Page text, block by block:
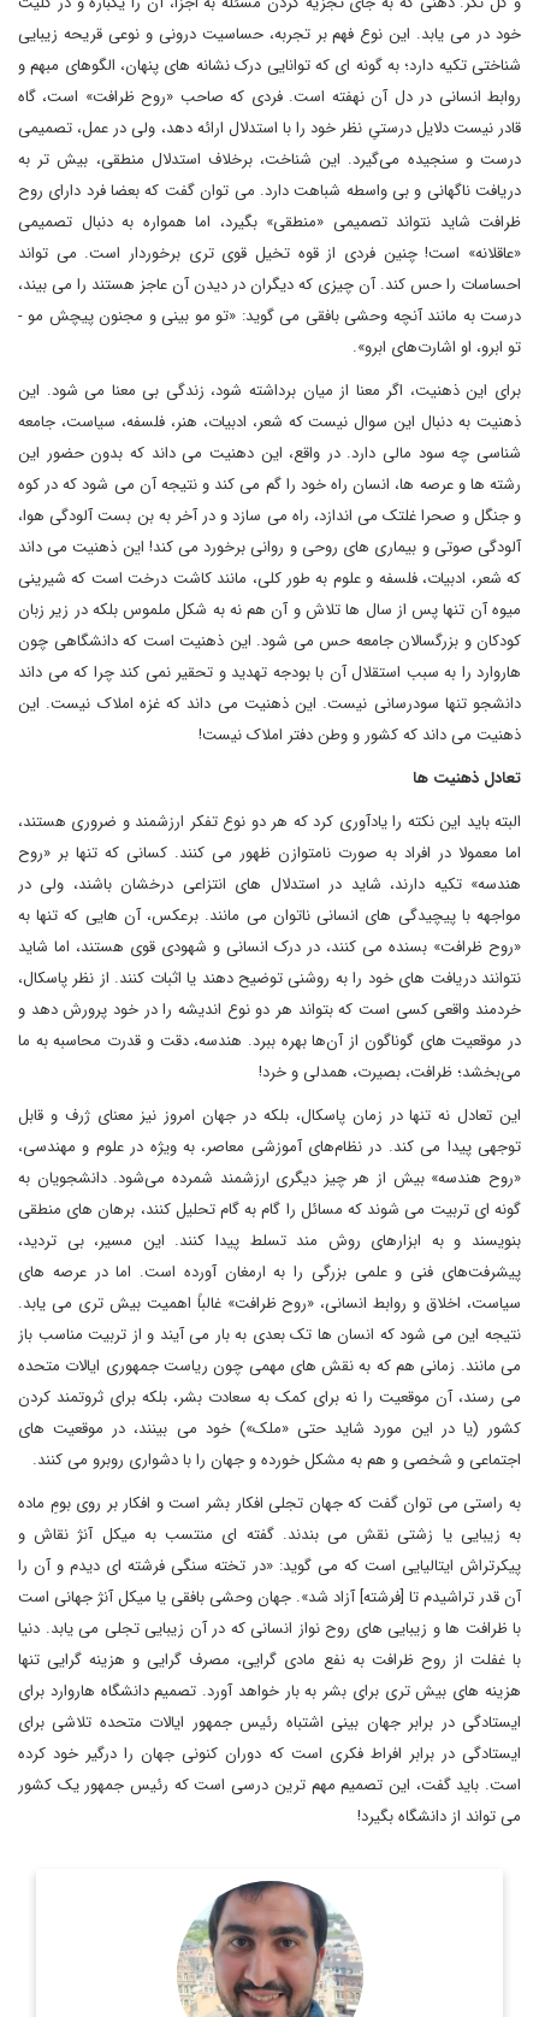
خود در می یابد. این نوع فهم بر تجربه، حساسیت درونی و نوعی قریحه زیبایی
شناختی تکیه دارد؛ به گونه ای که توانایی درک نشانه های پنهان، الگوهای مبهم و
روابط انسانی در دل آن نهفته است. فردی که صاحب «روح ظرافت» است، گاه
قادر نیست دلایل درستیِ نظر خود را با استدلال ارائه دهد، ولی در عمل، تصمیمی
درست و سنجیده می‌گیرد. این شناخت، برخلاف استدلال منطقی، بیش تر به
دریافت ناگهانی و بی واسطه شباهت دارد. می توان گفت که بعضا فرد دارای روح
ظرافت شاید نتواند تصمیمی «منطقی» بگیرد، اما همواره به دنبال تصمیمی
«عاقلانه» است! چنین فردی از قوه تخیل قوی تری برخوردار است. می تواند
احساسات را حس کند. آن چیزی که دیگران در دیدن آن عاجز هستند را می بیند،
درست به مانند آنچه وحشی بافقی می گوید: «تو مو بینی و مجنون پیچش مو -
تو ابرو، او اشارت‌های ابرو».
برای این ذهنیت، اگر معنا از میان برداشته شود، زندگی بی معنا می شود. این
ذهنیت به دنبال این سوال نیست که شعر، ادبیات، هنر، فلسفه، سیاست، جامعه
شناسی چه سود مالی دارد. در واقع، این دهنیت می داند که بدون حضور این
رشته ها و عرصه ها، انسان راه خود را گم می کند و نتیجه آن می شود که در کوه
و جنگل و صحرا غلتک می اندازد، راه می سازد و در آخر به بن بست آلودگی هوا،
آلودگی صوتی و بیماری های روحی و روانی برخورد می کند! این ذهنیت می داند
که شعر، ادبیات، فلسفه و علوم به طور کلی، مانند کاشت درخت است که شیرینی
میوه آن تنها پس از سال ها تلاش و آن هم نه به شکل ملموس بلکه در زیر زبان
کودکان و بزرگسالان جامعه حس می شود. این ذهنیت است که دانشگاهی چون
هاروارد را به سبب استقلال آن با بودجه تهدید و تحقیر نمی کند چرا که می داند
دانشجو تنها سودرسانی نیست. این ذهنیت می داند که غزه املاک نیست. این
ذهنیت می داند که کشور و وطن دفتر املاک نیست!
تعادل ذهنیت ها
البته باید این نکته را یادآوری کرد که هر دو نوع تفکر ارزشمند و ضروری‌ هستند،
اما معمولا در افراد به صورت نامتوازن ظهور می کنند. کسانی که تنها بر «روح
هندسه» تکیه دارند، شاید در استدلال های انتزاعی درخشان باشند، ولی در
مواجهه با پیچیدگی های انسانی ناتوان می مانند. برعکس، آن هایی که تنها به
«روح ظرافت» بسنده می کنند، در درک انسانی و شهودی قوی هستند، اما شاید
نتوانند دریافت های خود را به روشنی توضیح دهند یا اثبات کنند. از نظر پاسکال،
خردمند واقعی کسی است که بتواند هر دو نوع اندیشه را در خود پرورش دهد و
در موقعیت های گوناگون از آن‌ها بهره ببرد. هندسه، دقت و قدرت محاسبه به ما
می‌بخشد؛ ظرافت، بصیرت، همدلی و خرد!
این تعادل نه تنها در زمان پاسکال، بلکه در جهان امروز نیز معنای ژرف و قابل
توجهی پیدا می کند. در نظام‌های آموزشی معاصر، به ویژه در علوم و مهندسی،
«روح هندسه» بیش از هر چیز دیگری ارزشمند شمرده می‌شود. دانشجویان به
گونه ای تربیت می شوند که مسائل را گام به گام تحلیل کنند، برهان های منطقی
بنویسند و به ابزارهای روش مند تسلط پیدا کنند. این مسیر، بی تردید،
پیشرفت‌های فنی و علمی بزرگی را به ارمغان آورده است. اما در عرصه های
سیاست، اخلاق و روابط انسانی، «روح ظرافت» غالباً اهمیت بیش تری می یابد.
نتیجه این می شود که انسان ها تک بعدی به بار می آیند و از تربیت مناسب باز
می مانند. زمانی هم که به نقش های مهمی چون ریاست جمهوری ایالات متحده
می رسند، آن موقعیت را نه برای کمک به سعادت بشر، بلکه برای ثروتمند کردن
کشور (یا در این مورد شاید حتی «ملک») خود می بینند، در موقعیت های
اجتماعی و شخصی و هم به مشکل خورده و جهان را با دشواری روبرو می کنند.
به راستی می توان گفت که جهان تجلی افکار بشر است و افکار بر روی بومِ ماده
به زیبایی یا زشتی نقش می بندند. گفته ای منتسب به میکل آنژ نقاش و
پیکرتراش ایتالیایی است که می گوید: «در تخته سنگی فرشته ای دیدم و آن را
آن قدر تراشیدم تا [فرشته] آزاد شد». جهان وحشی بافقی یا میکل آنژ جهانی است
با ظرافت ها و زیبایی های روح نواز انسانی که در آن زیبایی تجلی می یابد. دنیا
با غفلت از روح ظرافت به نفع مادی گرایی، مصرف گرایی و هزینه گرایی تنها
هزینه های بیش تری برای بشر به بار خواهد آورد. تصمیم دانشگاه هاروارد برای
ایستادگی در برابر جهان بینی اشتباه رئیس جمهور ایالات متحده تلاشی برای
ایستادگی در برابر افراط فکری است که دوران کنونی جهان را درگیر خود کرده
است. باید گفت، این تصمیم مهم ترین درسی است که رئیس جمهور یک کشور
می تواند از دانشگاه بگیرد!
دانش آموخته فلسفه و مطالعات اروپایی از بلژیک
اطلاعات بیشتر